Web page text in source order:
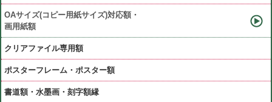
OAサイズ(コピー用紙サイズ)対応額・
画用紙額
クリアファイル専用額
ポスターフレーム・ポスター額
書道額・水墨画・刻字額縁